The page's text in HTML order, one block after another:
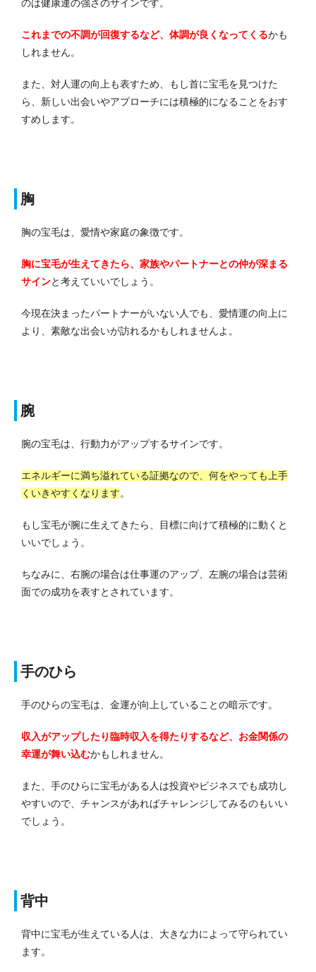
のは健康運の強さのサインです。
これまでの不調が回復するなど、体調が良くなってくるかも
しれません。
また、対人運の向上も表すため、もし首に宝毛を見つけた
ら、新しい出会いやアプローチには積極的になることをおす
すめします。
胸
胸の宝毛は、愛情や家庭の象徴です。
胸に宝毛が生えてきたら、家族やパートナーとの仲が深まる
サインと考えていいでしょう。
今現在決まったパートナーがいない人でも、愛情運の向上に
より、素敵な出会いが訪れるかもしれませんよ。
腕
腕の宝毛は、行動力がアップするサインです。
エネルギーに満ち溢れている証拠なので、何をやっても上手
くいきやすくなります。
もし宝毛が腕に生えてきたら、目標に向けて積極的に動くと
いいでしょう。
ちなみに、右腕の場合は仕事運のアップ、左腕の場合は芸術
面での成功を表すとされています。
手のひら
手のひらの宝毛は、金運が向上していることの暗示です。
収入がアップしたり臨時収入を得たりするなど、お金関係の
幸運が舞い込むかもしれません。
また、手のひらに宝毛がある人は投資やビジネスでも成功し
やすいので、チャンスがあればチャレンジしてみるのもいい
でしょう。
背中
背中に宝毛が生えている人は、大きな力によって守られてい
ます。